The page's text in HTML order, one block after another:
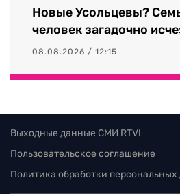
Новые Усольцевы?
человек загадочно
08.08.2026 / 12:15
Выходные данные СМИ RTVI
Пользовательское соглашение
Политика обработки